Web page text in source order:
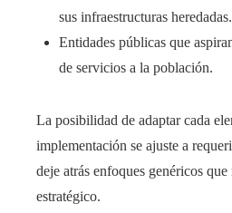
sus infraestructuras heredadas.
Entidades públicas que
de servicios a la población.
La posibilidad de adaptar cada
implementación se ajuste a
deje atrás enfoques genéricos
estratégico.